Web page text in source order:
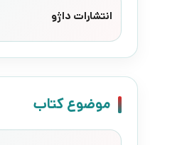
انتشارات داژو
موضوع کتاب